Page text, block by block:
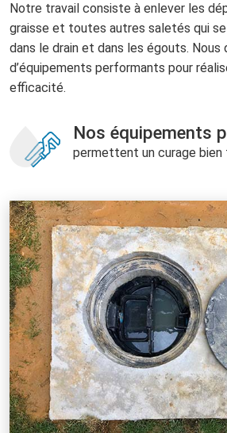
Notre travail consiste à enlever les
graisse et toutes autres saletés qui
dans le drain et dans les égouts. Nous
d’équipements performants pour
efficacité.
Nos équipements
permettent un curage